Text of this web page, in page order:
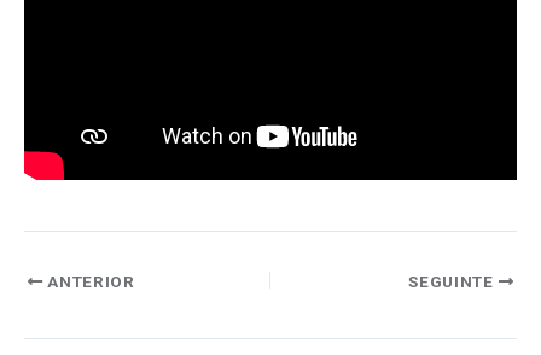
ANTERIOR SEGUINTE